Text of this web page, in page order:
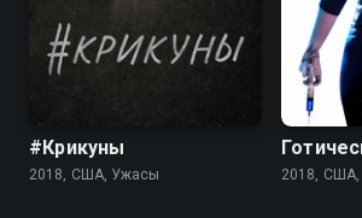
#Крикуны
2018, США, Ужасы
3.5
2018,